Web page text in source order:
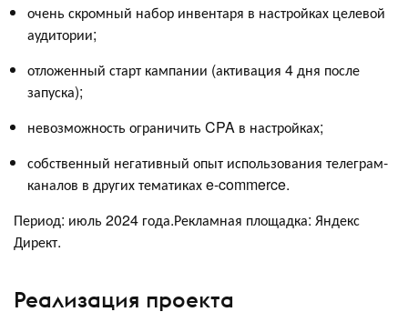
очень скромный набор инвентаря в настройках целевой
аудитории;
отложенный старт кампании (активация 4 дня после
запуска);
невозможность ограничить CPA в настройках;
собственный негативный опыт использования телеграм-
каналов в других тематиках e-commerce.
Период: июль 2024 года.Рекламная площадка: Яндекс
Директ.
Реализация проекта